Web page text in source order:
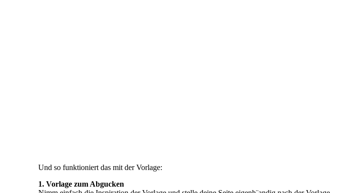
Und so funktioniert das mit der Vorlage:
1. Vorlage zum Abgucken